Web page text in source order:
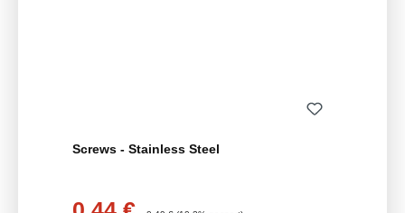
Screws - Stainless Steel
Verkaufspreis: